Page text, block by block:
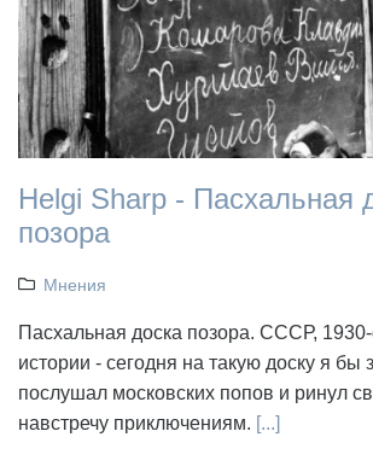
Helgi Sharp - Пасхальная
позора
Мнения
Пасхальная доска позора. СССР,
истории - сегодня на такую доску я бы
послушал московских попов и ринул
навстречу приключениям. [...]